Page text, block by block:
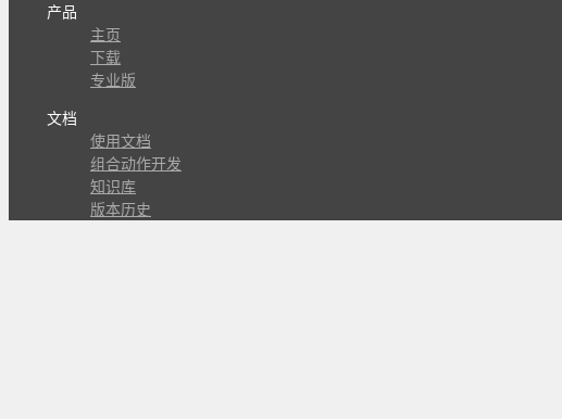
产品
主页
下载
专业版
文档
使用文档
组合动作开发
知识库
版本历史